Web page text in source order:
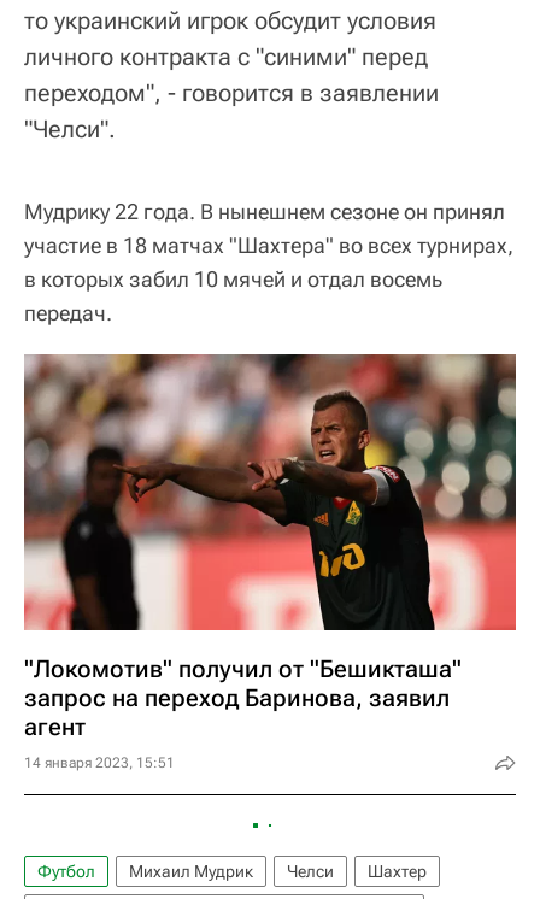
то украинский игрок обсудит условия
личного контракта с "синими" перед
переходом", - говорится в заявлении
"Челси".
Мудрику 22 года. В нынешнем сезоне он принял
участие в 18 матчах "Шахтера" во всех турнирах,
в которых забил 10 мячей и отдал восемь
передач.
"Локомотив" получил от "Бешикташа"
запрос на переход Баринова, заявил
агент
14 января 2023, 15:51
Футбол Михаил Мудрик Челси
Шахтер